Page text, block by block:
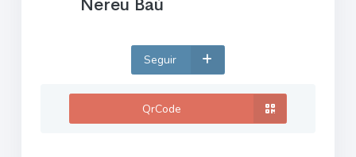
Nereu Baú
Seguir
QrCode